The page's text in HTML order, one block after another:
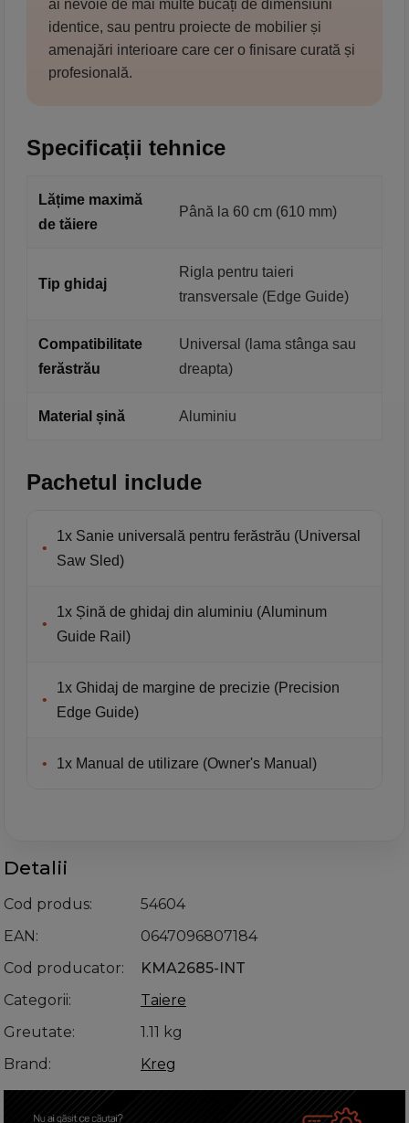
ai nevoie de mai multe bucăți de dimensiuni
identice, sau pentru proiecte de mobilier și
amenajări interioare care cer o finisare curată și
profesională.
Specificații tehnice
Lățime maximă
de tăiere
Până la 60 cm (610 mm)
Tip ghidaj
Rigla pentru taieri
transversale (Edge Guide)
Compatibilitate
ferăstrău
Universal (lama stânga sau
dreapta)
Material șină Aluminiu
Pachetul include
•
1x Sanie universală pentru ferăstrău (Universal
Saw Sled)
•
1x Șină de ghidaj din aluminiu (Aluminum
Guide Rail)
•
1x Ghidaj de margine de precizie (Precision
Edge Guide)
• 1x Manual de utilizare (Owner's Manual)
Detalii
Cod produs
54604
EAN
0647096807184
Cod producator
KMA2685-INT
Categorii
Taiere
Greutate
1.11 kg
Brand
Kreg